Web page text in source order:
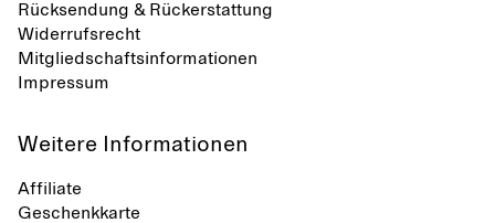
Rücksendung & Rückerstattung
Widerrufsrecht
Mitgliedschaftsinformationen
Impressum
Weitere Informationen
Affiliate
Geschenkkarte